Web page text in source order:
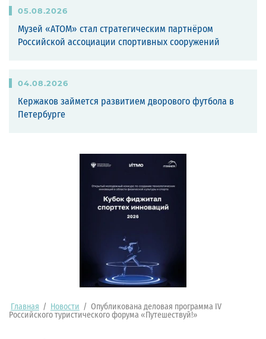
05.08.2026
Музей «АТОМ» стал стратегическим партнёром
Российской ассоциации спортивных сооружений
04.08.2026
Кержаков займется развитием дворового футбола в
Петербурге
Главная / Новости / Опубликована деловая программа IV
Российского туристического форума «Путешествуй!»